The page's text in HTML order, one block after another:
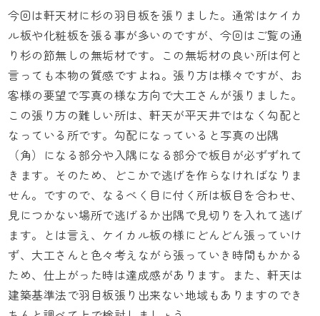
今回は軒天材に杉の羽目板を張りました。通常はケイカ
ル板や化粧板を張る事が多いのですが、今回はご覧の通
り杉の節無しの無垢材です。この無垢材の良い所は何と
言っても本物の質感ですよね。張り方は様々ですが、お
客様の要望で写真の様な方向で大工さんが張りました。
この張り方の難しい所は、軒天が平天井ではなく勾配と
なっている所です。勾配になっていると写真の出隅
（角）になる部分や入隅になる部分で板目が必ずずれて
きます。そのため、どこかで逃げを作らなければなりま
せん。ですので、なるべく目に付く所は板目を合わせ、
見につかない場所で逃げるか出隅で見切りを入れて逃げ
ます。とは言え、ケイカル板の様にどんどん張っていけ
ず、大工さんと色々考えながら張っていき時間もかかる
ため、仕上がった時は達成感があります。また、軒天は
建築基準法で羽目板張り出来ない地域もありますのでき